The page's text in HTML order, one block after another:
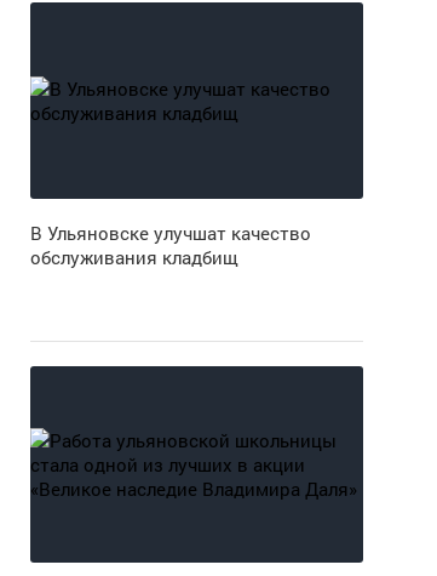
В Ульяновске улучшат качество
обслуживания кладбищ